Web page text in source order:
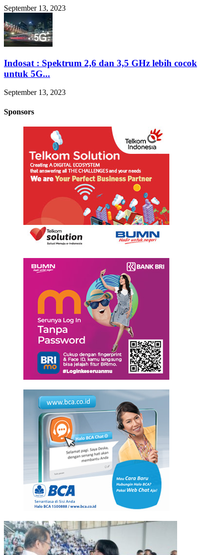
September 13, 2023
Indosat : Spektrum 2,6 dan 3,5 GHz lebih cocok
untuk 5G...
September 13, 2023
Sponsors